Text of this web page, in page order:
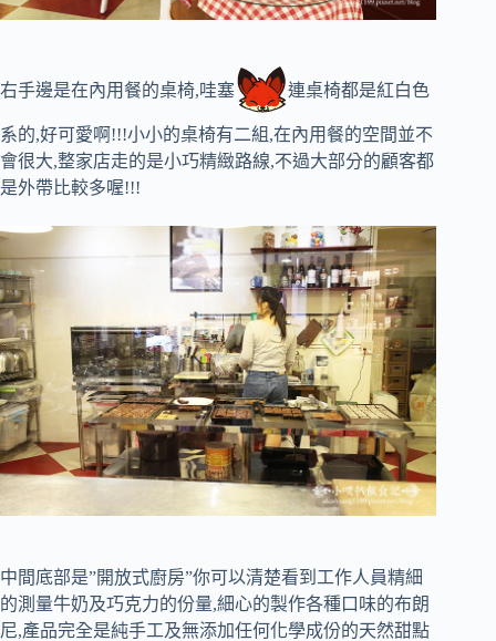
右手邊是在內用餐的桌椅,哇塞 連桌椅都是紅白色
系的,好可愛啊!!!小小的桌椅有二組,在內用餐的空間並不
會很大,整家店走的是小巧精緻路線,不過大部分的顧客都
是外帶比較多喔!!!
中間底部是”開放式廚房”你可以清楚看到工作人員精細
的測量牛奶及巧克力的份量,細心的製作各種口味的布朗
尼,產品完全是純手工及無添加任何化學成份的天然甜點